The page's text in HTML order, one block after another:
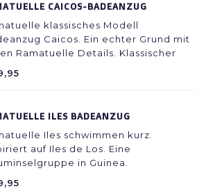
CAICOS-BADEANZUG
klassisches Modell
Caicos. Ein echter Grund mit
Ramatuelle Details. Klassischer
eine schöne warme weiße Farbe.
ILES BADEANZUG
Iles schwimmen kurz.
auf Iles de Los. Eine
in Guinea.